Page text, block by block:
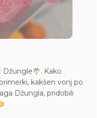
Džungle
. Kako
kakšen vonj po
Džungla, pridobili